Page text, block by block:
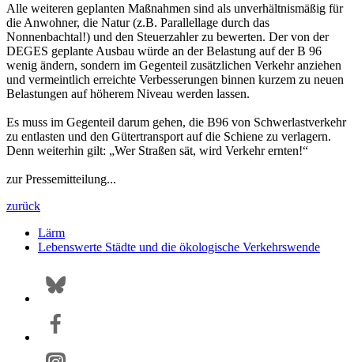
Alle weiteren geplanten Maßnahmen sind als unverhältnismäßig für
die Anwohner, die Natur (z.B. Parallellage durch das
Nonnenbachtal!) und den Steuerzahler zu bewerten. Der von der
DEGES geplante Ausbau würde an der Belastung auf der B 96
wenig ändern, sondern im Gegenteil zusätzlichen Verkehr anziehen
und vermeintlich erreichte Verbesserungen binnen kurzem zu neuen
Belastungen auf höherem Niveau werden lassen.
Es muss im Gegenteil darum gehen, die B96 von Schwerlastverkehr
zu entlasten und den Gütertransport auf die Schiene zu verlagern.
Denn weiterhin gilt: „Wer Straßen sät, wird Verkehr ernten!“
zur Pressemitteilung...
zurück
Lärm
Lebenswerte Städte und die ökologische Verkehrswende